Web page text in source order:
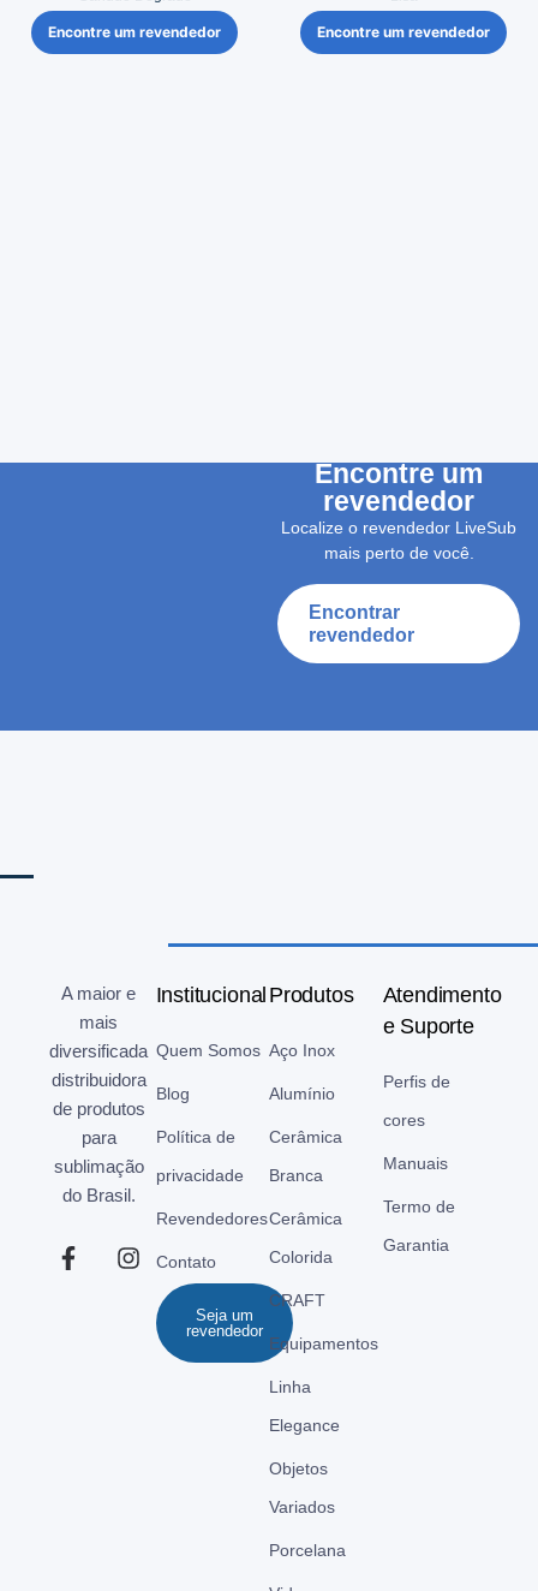
Encontre um revendedor Encontre um revendedor
Encontre um
revendedor
Localize o revendedor LiveSub
mais perto de você.
Encontrar
revendedor
A maior e
mais
diversificada
distribuidora
de produtos
para
sublimação
do Brasil.
Institucional
Quem Somos
Blog
Política de
privacidade
Revendedores
Contato
Seja um
revendedor
Produtos
Aço Inox
Alumínio
Cerâmica
Branca
Cerâmica
Colorida
CRAFT
Equipamentos
Linha
Elegance
Objetos
Variados
Porcelana
Atendimento
e Suporte
Perfis de
cores
Manuais
Termo de
Garantia